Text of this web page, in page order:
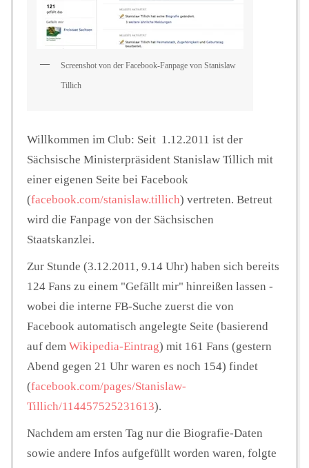
Unterstützen
Screenshot von der Facebook-Fanpage von Stanislaw
Tillich
Willkommen im Club: Seit 1.12.2011 ist der
Sächsische Ministerpräsident Stanislaw Tillich mit
einer eigenen Seite bei Facebook
(facebook.com/stanislaw.tillich) vertreten. Betreut
wird die Fanpage von der Sächsischen
Staatskanzlei.
Zur Stunde (3.12.2011, 9.14 Uhr) haben sich bereits
124 Fans zu einem "Gefällt mir" hinreißen lassen -
wobei die interne FB-Suche zuerst die von
Facebook automatisch angelegte Seite (basierend
auf dem Wikipedia-Eintrag) mit 161 Fans (gestern
Abend gegen 21 Uhr waren es noch 154) findet
(facebook.com/pages/Stanislaw-
Tillich/114457525231613).
Nachdem am ersten Tag nur die Biografie-Daten
sowie andere Infos aufgefüllt worden waren, folgte